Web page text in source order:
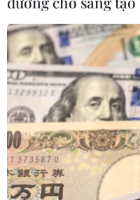
Cảnh sát Tunisia gác tại
Theo Reuters, rạng
cảnh sát Tunisia đã
của đảng Ennahda,
giữ lãnh đạo đảng